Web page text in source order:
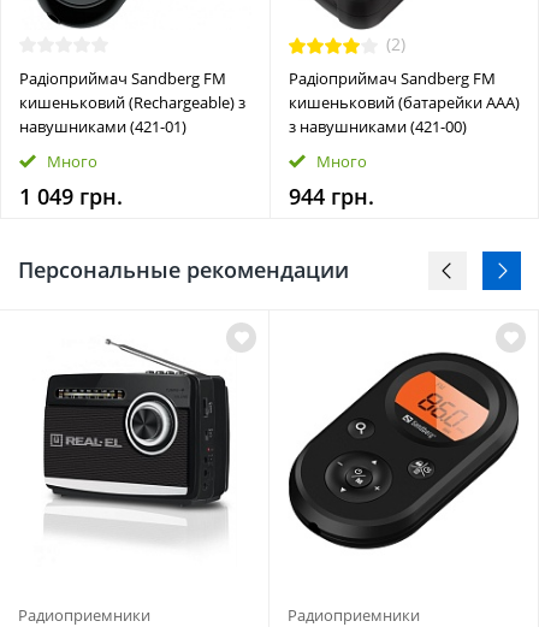
Радіоприймач Sandberg FM
кишеньковий (Rechargeable) з
навушниками (421-01)
Много
1 049 грн.
(2)
Радіоприймач Sandberg FM
кишеньковий (батарейки AAA)
з навушниками (421-00)
Много
944 грн.
Персональные рекомендации
Радиоприемники
Радиоприемники